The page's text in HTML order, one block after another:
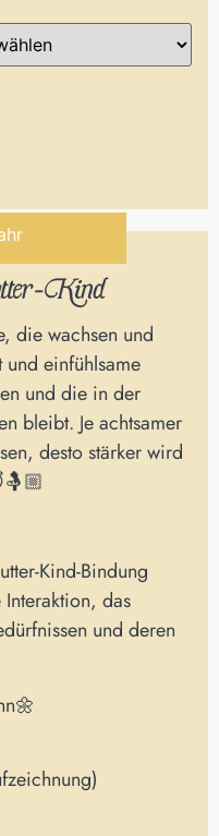
Kind
die wachsen und
einfühlsame
und die in der
bleibt. Je achtsamer
desto stärker wird
Kind-Bindung
das
und deren